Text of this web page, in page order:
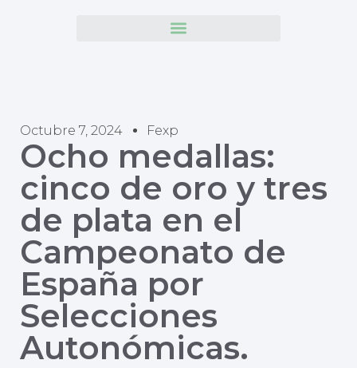
Octubre 7, 2024 Fexp
Ocho medallas:
cinco de oro y tres
de plata en el
Campeonato de
España por
Selecciones
Autonómicas.